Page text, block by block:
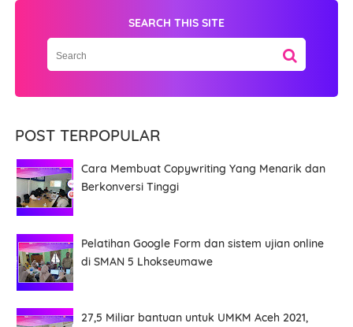
SEARCH THIS SITE
POST TERPOPULAR
Cara Membuat Copywriting Yang Menarik dan
Berkonversi Tinggi
Pelatihan Google Form dan sistem ujian online
di SMAN 5 Lhokseumawe
27,5 Miliar bantuan untuk UMKM Aceh 2021,
Nama
WhatsApp